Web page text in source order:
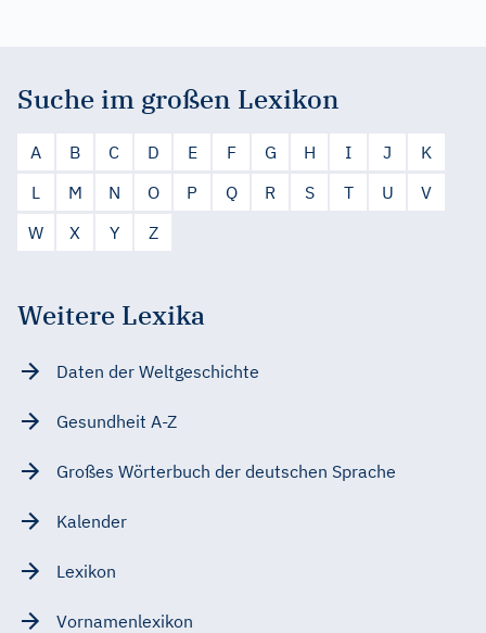
Suche im großen Lexikon
A B C D E F G H I J
K
L
M N O P Q R S T U
V
W
X Y Z
Weitere Lexika
Daten der Weltgeschichte
Gesundheit A-Z
Großes Wörterbuch der deutschen Sprache
Kalender
Lexikon
Vornamenlexikon